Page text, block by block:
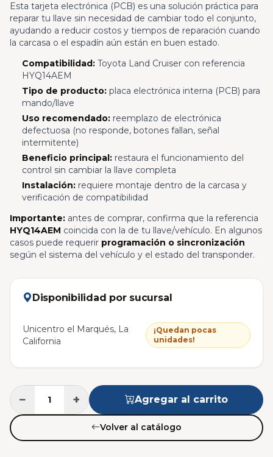
Esta tarjeta electrónica (PCB) es una solución práctica para
reparar tu llave sin necesidad de cambiar todo el conjunto,
ayudando a reducir costos y tiempos de reparación cuando
la carcasa o el espadín aún están en buen estado.
Compatibilidad:Toyota Land Cruiser con referencia
HYQ14AEM
Tipo de producto:placa electrónica interna (PCB) para
mando/llave
Uso recomendado:reemplazo de electrónica
defectuosa (no responde, botones fallan, señal
intermitente)
Beneficio principal:restaura el funcionamiento del
control sin cambiar la llave completa
Instalación:requiere montaje dentro de la carcasa y
verificación de compatibilidad
Importante: antes de comprar, confirma que la referencia
HYQ14AEM coincida con la de tu llave/vehículo. En algunos
casos puede requerir programación o sincronización
según el sistema del vehículo y el estado del transponder.
Disponibilidad por sucursal
Unicentro el Marqués, La
California
¡Quedan pocas
unidades!
− + Agregar al carrito
Volver al catálogo